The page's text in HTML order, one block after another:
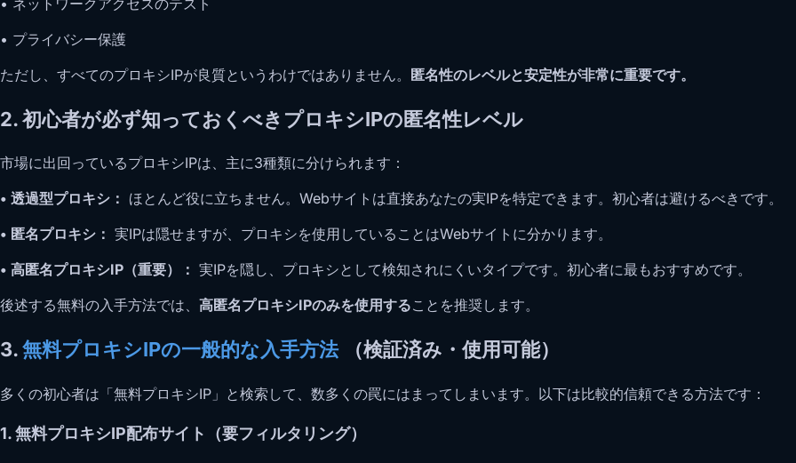
• プライバシー保護
ただし、すべてのプロキシIPが良質というわけではありません。 匿名性のレベルと安定性が非常に重要です。
2. 初心者が必ず知っておくべきプロキシIPの匿名性レベル
市場に出回っているプロキシIPは、主に3種類に分けられます：
• 透過型プロキシ： ほとんど役に立ちません。Webサイトは直接あなたの実IPを特定できます。初心者は避けるべきです。
• 匿名プロキシ： 実IPは隠せますが、プロキシを使用していることはWebサイトに分かります。
• 高匿名プロキシIP（重要）： 実IPを隠し、プロキシとして検知されにくいタイプです。初心者に最もおすすめです。
後述する無料の入手方法では、 高匿名プロキシIPのみを使用することを推奨します。
3.無料プロキシIPの一般的な入手方法 （検証済み・使用可能）
多くの初心者は「無料プロキシIP」と検索して、数多くの罠にはまってしまいます。以下は比較的信頼できる方法です：
1. 無料プロキシIP配布サイト（要フィルタリング）